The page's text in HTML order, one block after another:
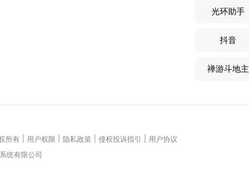
光环助手
抖音
禅游斗地主
所有 用户权限 隐私政策 侵权投诉指引
用户协议
统有限公司